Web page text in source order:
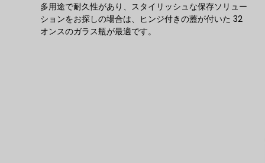
多用途で耐久性があり、スタイリッシュな保存ソリュー
ションをお探しの場合は、ヒンジ付きの蓋が付いた 32
オンスのガラス瓶が最適です。